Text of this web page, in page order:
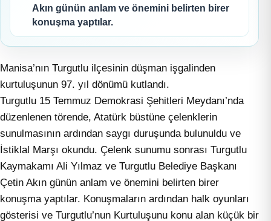
Akın günün anlam ve önemini belirten birer
konuşma yaptılar.
Manisa’nın Turgutlu ilçesinin düşman işgalinden
kurtuluşunun 97. yıl dönümü kutlandı.
Turgutlu 15 Temmuz Demokrasi Şehitleri Meydanı’nda
düzenlenen törende, Atatürk büstüne çelenklerin
sunulmasının ardından saygı duruşunda bulunuldu ve
İstiklal Marşı okundu. Çelenk sunumu sonrası Turgutlu
Kaymakamı Ali Yılmaz ve Turgutlu Belediye Başkanı
Çetin Akın günün anlam ve önemini belirten birer
konuşma yaptılar. Konuşmaların ardından halk oyunları
gösterisi ve Turgutlu’nun Kurtuluşunu konu alan küçük bir